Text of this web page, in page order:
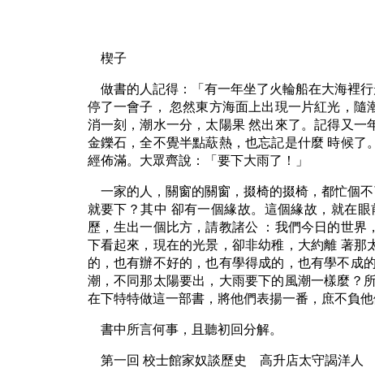
楔子
做書的人記得：「有一年坐了火輪船在大海裡
停了一會子， 忽然東方海面上出現一片紅光，
消一刻，潮水一分，太陽果 然出來了。記得又
金鑠石，全不覺半點藃熱，也忘記是什麼 時候
經佈滿。大眾齊說：「要下大雨了！」
一家的人，關窗的關窗，掇椅的掇椅，都忙個
就要下？其中 卻有一個緣故。這個緣故，就在
歷，生出一個比方，請教諸公 ：我們今日的世
下看起來，現在的光景，卻非幼稚，大約離 著
的，也有辦不好的，也有學得成的，也有學不成
潮，不同那太陽要出，大雨要下的風潮一樣麼？
在下特特做這一部書，將他們表揚一番，庶不負
書中所言何事，且聽初回分解。
第一回 校士館家奴談歷史 高升店太守謁洋人